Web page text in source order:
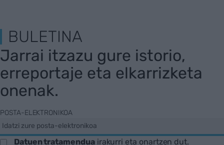
BULETINA
Jarrai itzazu gure istorio,
erreportaje eta elkarrizketa
onenak.
POSTA-ELEKTRONIKOA
Datuen tratamenduairakurri eta onartzen dut.